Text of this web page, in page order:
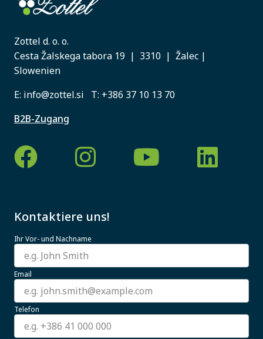
Zottel d. o. o.
Cesta Žalskega tabora 19 | 3310 | Žalec |
Slowenien
E: info@zottel.si T: +386 37 10 13 70
B2B-Zugang
Kontaktiere uns!
Ihr Vor- und Nachname
Email
Telefon